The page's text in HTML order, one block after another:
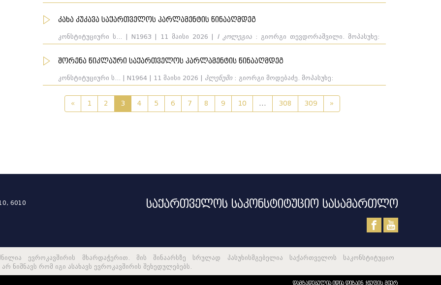
კახა კუკავა საქართველოს პარლამენტის წინააღმდეგ
კონსტიტუციური ს... | N1963 | 11 მაისი 2026 | I კოლეგია: გიორგი თევდორაშვილი. მოპასუხე:
საქართველოს პარლამენტი.
შორენა წიკლაური საქართველოს პარლამენტის წინააღმდეგ
კონსტიტუციური ს... | N1964 | 11 მაისი 2026 | პლენუმი : გიორგი მოდებაძე. მოპასუხე:
« 1 2 3 4 5 6 7 8 9 10 ... 308 309 »
6010 საქართველოს საკონსტიტუციო სასამართლო
ევროკავშირის მხარდაჭერით. მის შინაარსზე სრულად პასუხისმგებელია საქართველოს საკონსტიტუციო
ნიშნავს რომ იგი ასახავს ევროკავშირის შეხედულებებს.
დამზადებულია იდია დიზაინ ჯგუფის მიერ